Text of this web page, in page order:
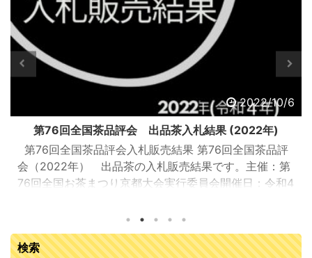
2022/10/6
第76回全国茶品評会 出品茶入札結果 (2022年)
第76回全国茶品評会入札販売結果 第76回全国茶品評
会（2022年） 出品茶の入札販売結果です。主催：第
76回全国お茶まつり京都大会実行委員会開催日：令和4
通センター（京都府城陽市寺田塚本111-5）参加業者：
落札業者163業者 入札販売会結果総括 ※金額はすべて
税抜き 販売点数（点） 販売数量（kg） 落札金額
検索